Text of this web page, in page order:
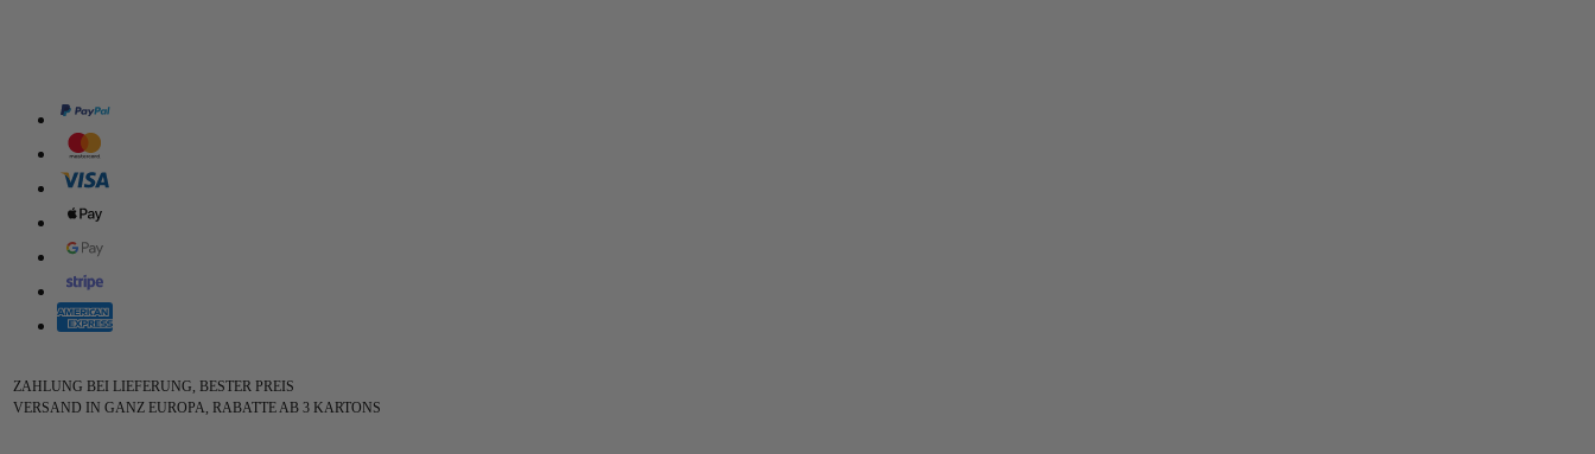
ZAHLUNG BEI LIEFERUNG, BESTER PREIS
VERSAND IN GANZ EUROPA, RABATTE AB 3 KARTONS